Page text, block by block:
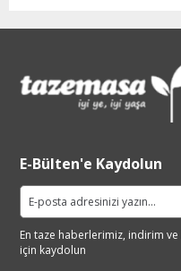
E-Bülten'e Kaydolun
En taze haberlerimiz, indirim ve
için kaydolun